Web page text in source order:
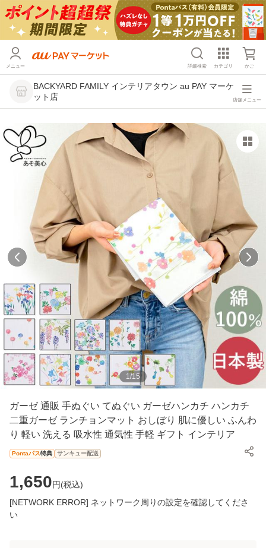
メニュー 詳細検索 カテゴリ かご
BACKYARD FAMILY インテリアタウン au PAY マーケ
ット店
店舗メニュー
1/15
ガーゼ 通販 手ぬぐい てぬぐい ガーゼハンカチ ハンカチ
二重ガーゼ ランチョンマット おしぼり 肌に優しい ふんわ
り 軽い 洗える 吸水性 通気性 手軽 ギフト インテリア
Pontaパス特典 サンキュー配送
1,650円(税込)
[NETWORK ERROR] ネットワーク周りの設定を確認してくださ
い